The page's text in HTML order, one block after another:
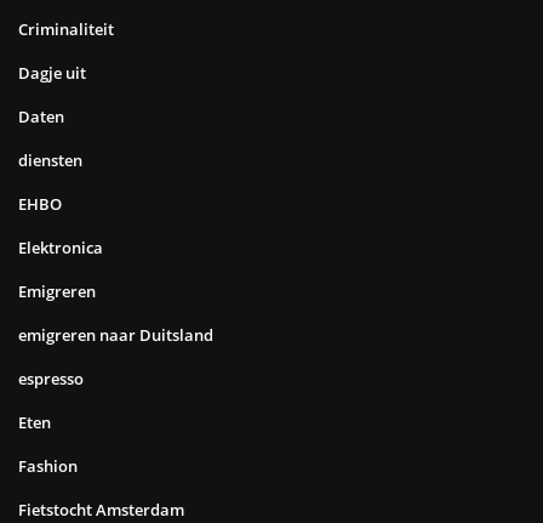
Criminaliteit
Dagje uit
Daten
diensten
EHBO
Elektronica
Emigreren
emigreren naar Duitsland
espresso
Eten
Fashion
Fietstocht Amsterdam